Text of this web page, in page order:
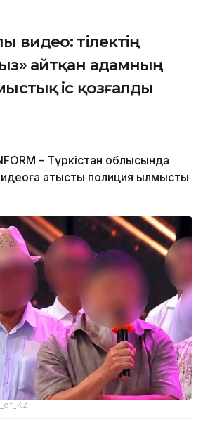
видео: тілектің
айтқан адамның
іс қозғалды
– Түркістан облысында
қатысты полиция қылмыстық